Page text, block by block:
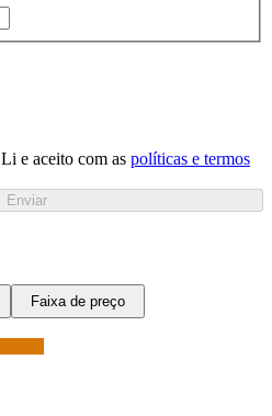
Li e aceito com as políticas e termos
Enviar
Faixa de preço